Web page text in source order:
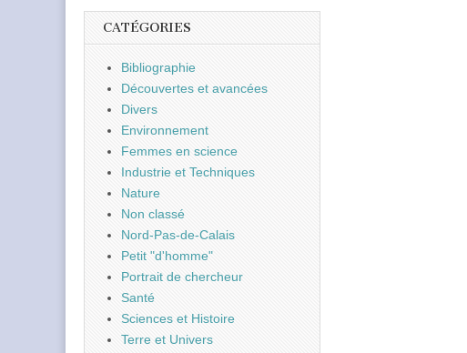
CATÉGORIES
Bibliographie
Découvertes et avancées
Divers
Environnement
Femmes en science
Industrie et Techniques
Nature
Non classé
Nord-Pas-de-Calais
Petit "d'homme"
Portrait de chercheur
Santé
Sciences et Histoire
Terre et Univers